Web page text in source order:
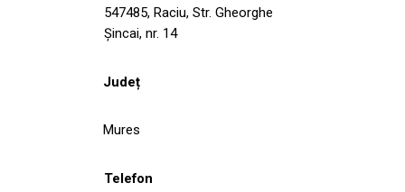
547485, Raciu, Str. Gheorghe
Şincai, nr. 14
Județ
Mures
Telefon